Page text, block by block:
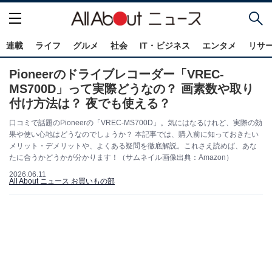
連載 ライフ グルメ 社会 IT・ビジネス エンタメ リサ
Pioneerのドライブレコーダー「VREC-
MS700D」って実際どうなの？ 画素数や取り
付け方法は？ 夜でも使える？
口コミで話題のPioneerの「VREC-MS700D」。気にはなるけれど、実際の効
果や使い心地はどうなのでしょうか？ 本記事では、購入前に知っておきたい
メリット・デメリットや、よくある疑問を徹底解説。これさえ読めば、あな
たに合うかどうかが分かります！（サムネイル画像出典：Amazon）
2026.06.11
All About ニュース お買いもの部